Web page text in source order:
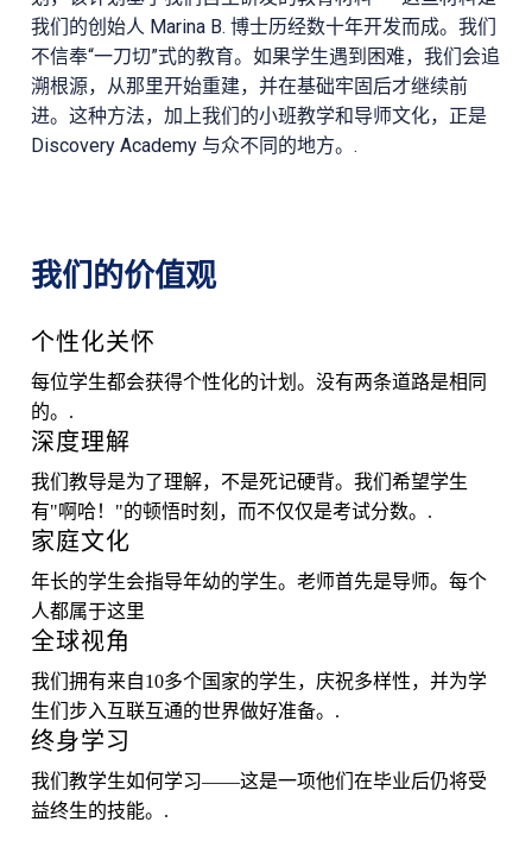
我们的创始人 Marina B. 博士历经数十年开发而成。我们
不信奉“一刀切”式的教育。如果学生遇到困难，我们会追
溯根源，从那里开始重建，并在基础牢固后才继续前
进。这种方法，加上我们的小班教学和导师文化，正是
Discovery Academy 与众不同的地方。.
我们的价值观
个性化关怀
每位学生都会获得个性化的计划。没有两条道路是相同
的。.
深度理解
我们教导是为了理解，不是死记硬背。我们希望学生
有"啊哈！"的顿悟时刻，而不仅仅是考试分数。.
家庭文化
年长的学生会指导年幼的学生。老师首先是导师。每个
人都属于这里
全球视角
我们拥有来自10多个国家的学生，庆祝多样性，并为学
生们步入互联互通的世界做好准备。.
终身学习
我们教学生如何学习——这是一项他们在毕业后仍将受
益终生的技能。.